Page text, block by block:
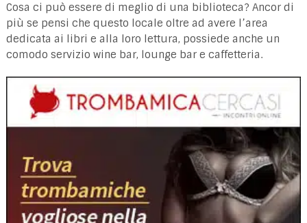
Cosa ci può essere di meglio di una biblioteca? Ancor di
più se pensi che questo locale oltre ad avere l’area
dedicata ai libri e alla loro lettura, possiede anche un
comodo servizio wine bar, lounge bar e caffetteria.